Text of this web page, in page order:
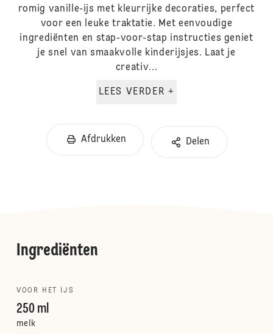
romig vanille-ijs met kleurrijke decoraties, perfect
voor een leuke traktatie. Met eenvoudige
ingrediënten en stap-voor-stap instructies geniet
je snel van smaakvolle kinderijsjes. Laat je
creativ...
LEES VERDER +
Afdrukken Delen
Ingrediënten
VOOR HET IJS
250 ml
melk